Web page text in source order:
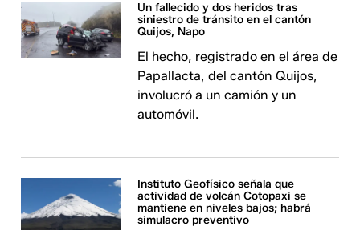
Un fallecido y dos heridos tras
siniestro de tránsito en el cantón
Quijos, Napo
El hecho, registrado en el área de
Papallacta, del cantón Quijos,
involucró a un camión y un
automóvil.
Instituto Geofísico señala que
actividad de volcán Cotopaxi se
mantiene en niveles bajos; habrá
simulacro preventivo